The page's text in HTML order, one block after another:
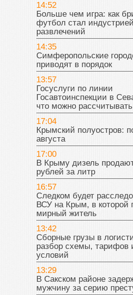
14:52
Больше чем игра: как
футбол стал индустрией
развлечений
14:35
Симферопольские
приводят в порядок
13:57
Госуслуги по линии
Госавтоинспекции в
что можно рассчитывать
17:04
Крымский полуостров:
августа
17:00
В Крыму дизель
рублей за литр
16:57
Следком будет
ВСУ на Крым, в которой
мирный житель
13:42
Сборные грузы в
разбор схемы, тарифов
условий
13:29
В Сакском районе
мужчину за серию